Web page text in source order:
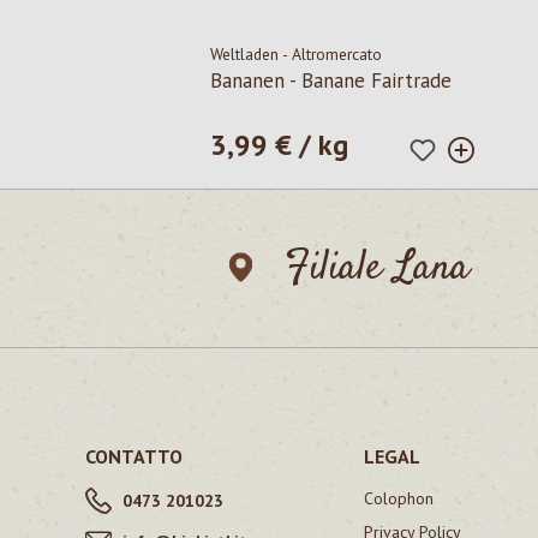
Weltladen - Altromercato
Bananen - Banane Fairtrade
Prezzo normale:
3,99 € / kg
Filiale Lana
CONTATTO
0473 201023
LEGAL
Colophon
Privacy Policy